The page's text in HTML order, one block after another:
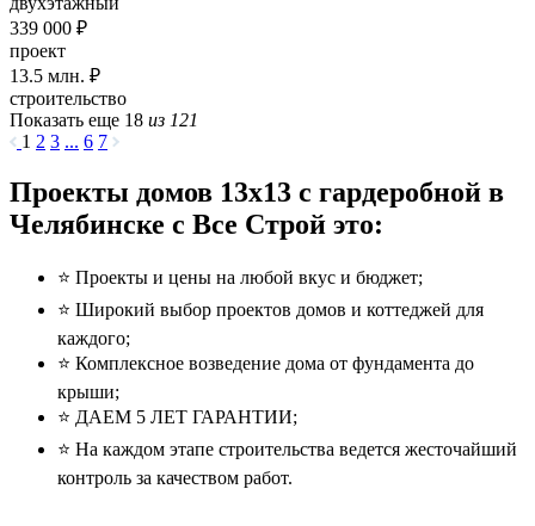
339 000 ₽
проект
13.5 млн. ₽
строительство
Показать еще 18 из 121
1 2 3 ... 6 7
Проекты домов 13x13 с гардеробной в
Челябинске с Все Строй это:
⭐️ Проекты и цены на любой вкус и бюджет;
⭐️ Широкий выбор проектов домов и коттеджей для
каждого;
⭐️ Комплексное возведение дома от фундамента до
крыши;
⭐️ ДАЕМ 5 ЛЕТ ГАРАНТИИ;
⭐️ На каждом этапе строительства ведется жесточайший
контроль за качеством работ.